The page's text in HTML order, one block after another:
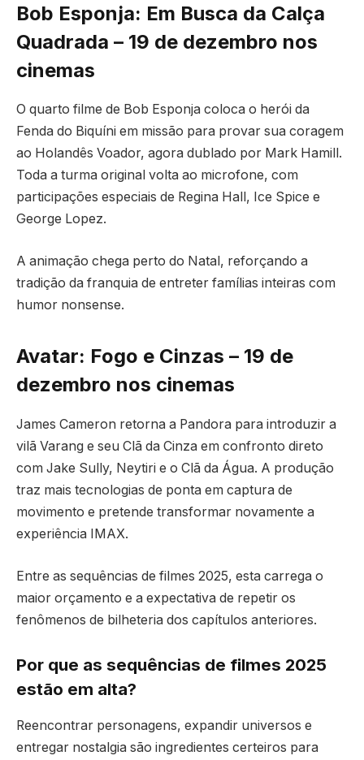
Bob Esponja: Em Busca da Calça
Quadrada – 19 de dezembro nos
cinemas
O quarto filme de Bob Esponja coloca o herói da
Fenda do Biquíni em missão para provar sua coragem
ao Holandês Voador, agora dublado por Mark Hamill.
Toda a turma original volta ao microfone, com
participações especiais de Regina Hall, Ice Spice e
George Lopez.
A animação chega perto do Natal, reforçando a
tradição da franquia de entreter famílias inteiras com
humor nonsense.
Avatar: Fogo e Cinzas – 19 de
dezembro nos cinemas
James Cameron retorna a Pandora para introduzir a
vilã Varang e seu Clã da Cinza em confronto direto
com Jake Sully, Neytiri e o Clã da Água. A produção
traz mais tecnologias de ponta em captura de
movimento e pretende transformar novamente a
experiência IMAX.
Entre as sequências de filmes 2025, esta carrega o
maior orçamento e a expectativa de repetir os
fenômenos de bilheteria dos capítulos anteriores.
Por que as sequências de filmes 2025
estão em alta?
Reencontrar personagens, expandir universos e
entregar nostalgia são ingredientes certeiros para